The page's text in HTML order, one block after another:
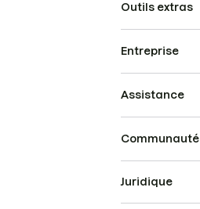
Outils extras
Entreprise
Assistance
Communauté
Juridique